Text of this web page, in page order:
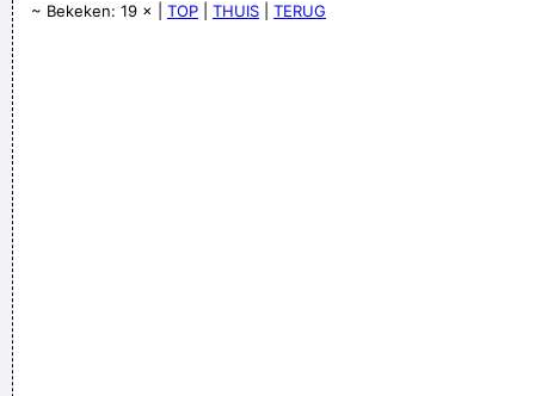
~ Bekeken: 19 × | TOP THUIS TERUG